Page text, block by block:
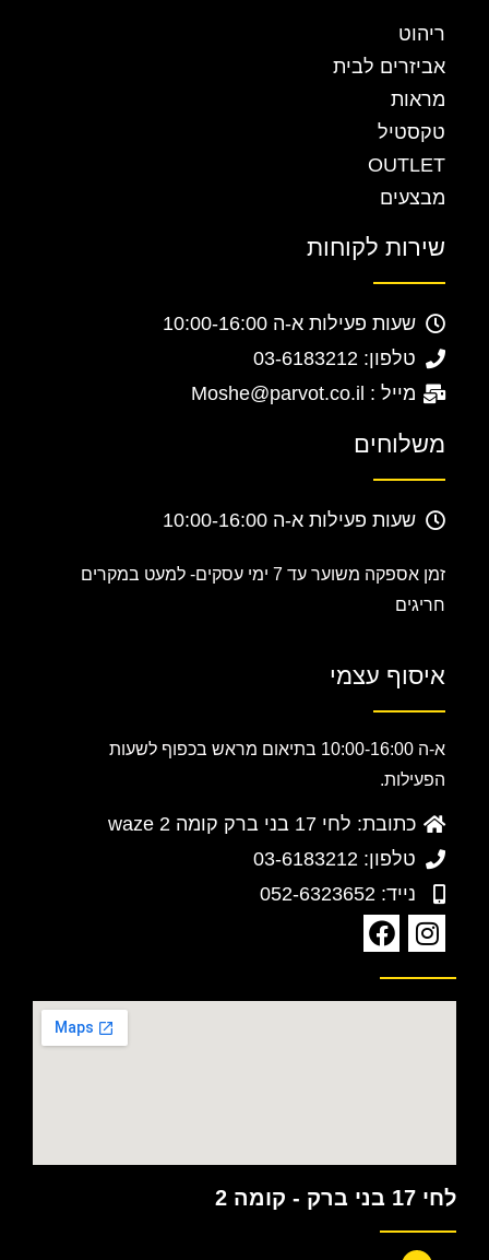
ריהוט
אביזרים לבית
מראות
טקסטיל
OUTLET
מבצעים
שירות לקוחות
שעות פעילות א-ה 10:00-16:00
טלפון: 03-6183212
מייל : Moshe@parvot.co.il
משלוחים
שעות פעילות א-ה 10:00-16:00
זמן אספקה משוער עד 7 ימי עסקים-
למעט במקרים
חריגים
איסוף עצמי
א-ה 10:00-16:00 בתיאום מראש בכפוף לשעות
הפעילות.
כתובת: לחי 17 בני ברק קומה 2 waze
טלפון: 03-6183212
נייד: 052-6323652
לחי 17 בני ברק - קומה 2